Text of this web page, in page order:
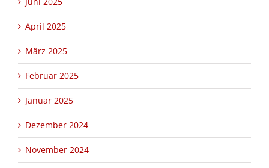
April 2025
März 2025
Februar 2025
Januar 2025
Dezember 2024
November 2024